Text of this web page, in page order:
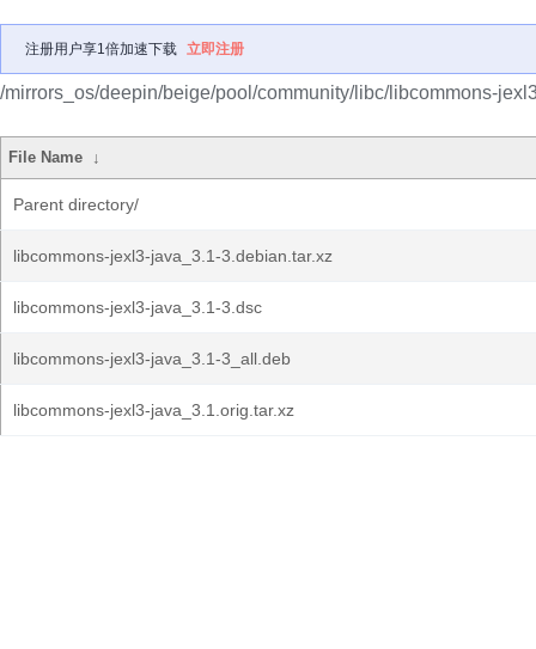
注册用户享1倍加速下载 立即注册
/mirrors_os/deepin/beige/pool/community/libc/libcommons-
File Name ↓
Parent directory/
libcommons-jexl3-java_3.1-3.debian.tar.xz
libcommons-jexl3-java_3.1-3.dsc
libcommons-jexl3-java_3.1-3_all.deb
libcommons-jexl3-java_3.1.orig.tar.xz